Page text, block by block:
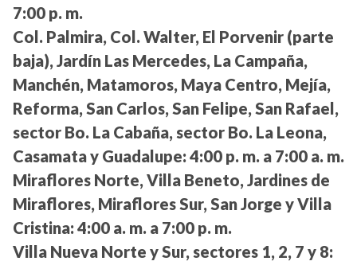
7:00 p. m.
Col. Palmira, Col. Walter, El Porvenir (parte
baja), Jardín Las Mercedes, La Campaña,
Manchén, Matamoros, Maya Centro, Mejía,
Reforma, San Carlos, San Felipe, San Rafael,
sector Bo. La Cabaña, sector Bo. La Leona,
Casamata y Guadalupe: 4:00 p. m. a 7:00 a. m.
Miraflores Norte, Villa Beneto, Jardines de
Miraflores, Miraflores Sur, San Jorge y Villa
Cristina: 4:00 a. m. a 7:00 p. m.
Villa Nueva Norte y Sur, sectores 1, 2, 7 y 8: